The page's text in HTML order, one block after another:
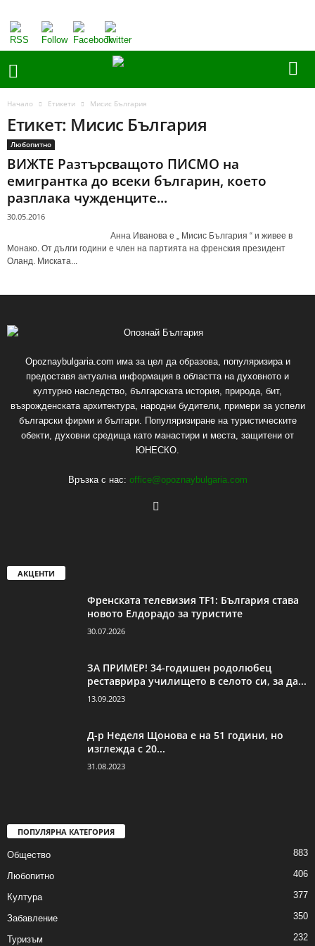
Начало Етикети Мисис България
Етикет: Мисис България
Любопитно
ВИЖТЕ Разтърсващото ПИСМО на
емигрантка до всеки българин, което
разплака чужденците...
30.05.2016
Анна Иванова е „ Мисис България “ и живее в
Монако. От дълги години е член на партията на френския президент
Оланд. Миската...
Opoznaybulgaria.com има за цел да образова, популяризира и
предоставя актуална информация в областта на духовното и
културно наследство, българската история, природа, бит,
възрожденската архитектура, народни будители, примери за успели
български фирми и българи. Популяризиране на туристическите
обекти, духовни средища като манастири и места, защитени от
ЮНЕСКО.
Връзка с нас: office@opoznaybulgaria.com
АКЦЕНТИ
Френската телевизия TF1: България става
новото Елдорадо за туристите
30.07.2026
ЗА ПРИМЕР! 34-годишен родолюбец
реставрира училището в селото си, за да...
13.09.2023
Д-р Неделя Щонова е на 51 години, но
изглежда с 20...
31.08.2023
ПОПУЛЯРНА КАТЕГОРИЯ
Общество 883
Любопитно 406
Култура 377
Забавление 350
Туризъм 232